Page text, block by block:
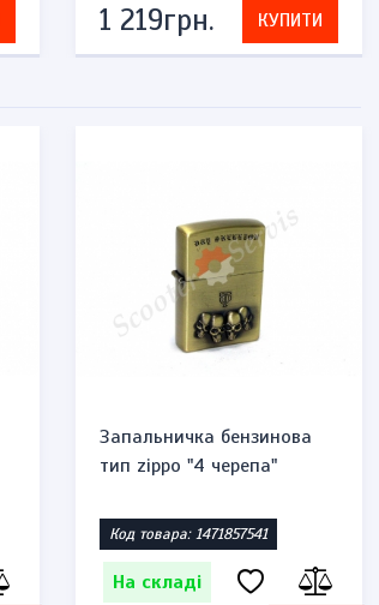
1 219грн. КУПИТИ
Запальничка бензинова
тип zippo "4 черепа"
Код товара: 1471857541
На складі